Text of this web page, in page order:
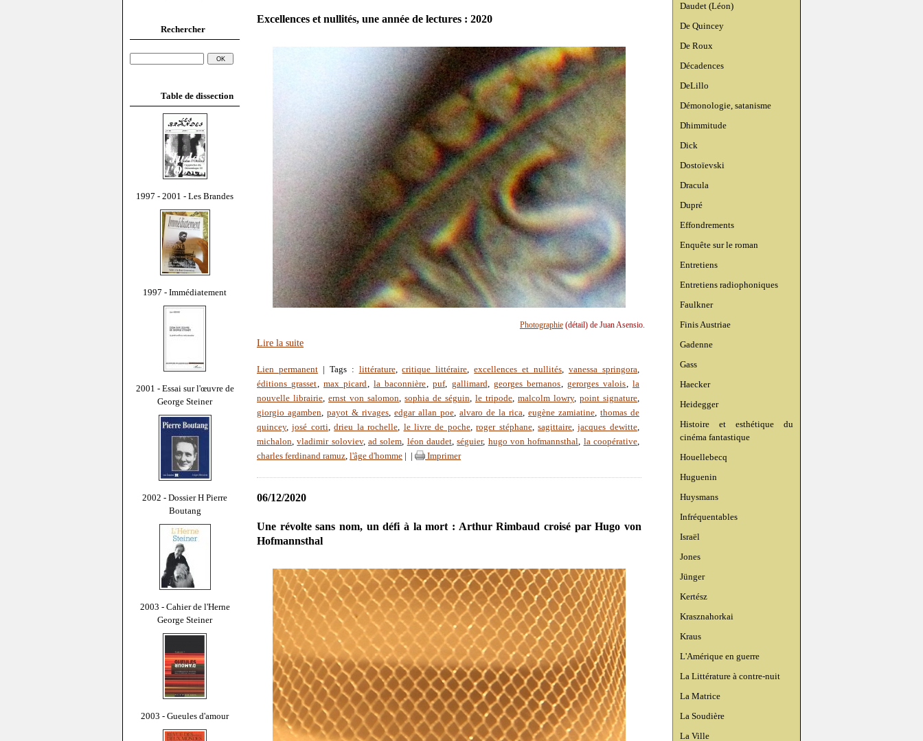
Rechercher
Table de dissection
1997 - 2001 - Les Brandes
1997 - Immédiatement
2001 - Essai sur l'œuvre de
George Steiner
2002 - Dossier H Pierre
Boutang
2003 - Cahier de l'Herne
George Steiner
2003 - Gueules d'amour
Daudet (Léon)
De Quincey
De Roux
Décadences
DeLillo
Démonologie, satanisme
Dhimmitude
Dick
Dostoïevski
Dracula
Dupré
Effondrements
Enquête sur le roman
Entretiens
Entretiens radiophoniques
Faulkner
Finis Austriae
Gadenne
Gass
Haecker
Heidegger
Histoire et esthétique du
cinéma fantastique
Houellebecq
Huguenin
Huysmans
Infréquentables
Israël
Jones
Jünger
Kertész
Krasznahorkai
Kraus
L'Amérique en guerre
La Littérature à contre-nuit
La Matrice
La Soudière
La Ville
Excellences et nullités, une année de lectures : 2020
Photographie(détail) de Juan Asensio.
Lire la suite
Lien permanent| Tags : littérature,critique littéraire,excellences et nullités, vanessa springora,
éditions grasset, max picard, la baconnière, puf, gallimard, georges bernanos, gerorges valois, la
nouvelle librairie, ernst von salomon, sophia de séguin, le tripode, malcolm lowry, point signature,
giorgio agamben, payot & rivages, edgar allan poe, alvaro de la rica, eugène zamiatine, thomas de
quincey,josé corti,drieu la rochelle, le livre de poche,roger stéphane,sagittaire,jacques dewitte,
michalon,vladimir soloviev, ad solem, léon daudet,séguier, hugo von hofmannsthal, la coopérative,
charles ferdinand ramuz, l'âge d'homme Imprimer
06/12/2020
Une révolte sans nom, un défi à la mort : Arthur Rimbaud croisé par Hugo von
Hofmannsthal